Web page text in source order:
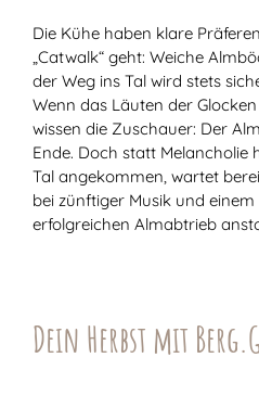
Die Kühe haben klare
„Catwalk“ geht: Weiche
der Weg ins Tal wird stets
Wenn das Läuten der
wissen die Zuschauer: Der
Ende. Doch statt Melancholie
Tal angekommen, wartet
bei zünftiger Musik und
erfolgreichen Almabtrieb
Dein Herbst mit